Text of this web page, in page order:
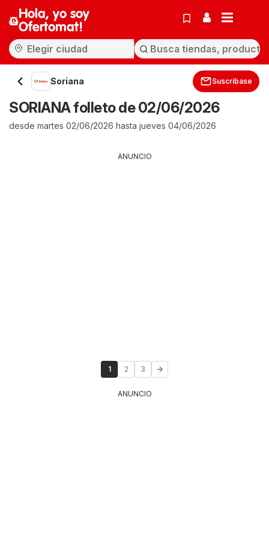
Hola, yo soy
Ofertomat!
Soriana Suscríbase
SORIANA folleto de 02/06/2026
desde martes 02/06/2026 hasta jueves 04/06/2026
ANUNCIO
1 2 3
ANUNCIO